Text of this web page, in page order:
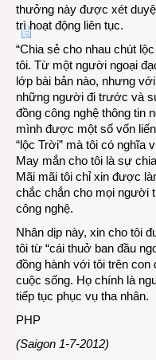
thưởng này được xét
trì hoạt động liên tục.
“Chia sẻ cho nhau chút
tôi. Từ một người ngoại
lớp bài bản nào, nhưng
những người đi trước và
đồng công nghệ thông tin
mình được một số vốn
“lộc Trời” mà tôi có nghĩa
May mắn cho tôi là sự
Mãi mãi tôi chỉ xin được
chắc chắn cho mọi người
công nghệ.
Nhân dịp này, xin cho tôi
tôi từ “cái thuở ban đầu
đồng hành với tôi trên
cuộc sống. Họ chính là
tiếp tục phục vụ tha nhân.
PHP
(Saigon 1-7-2012)